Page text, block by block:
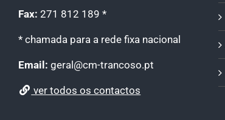
Fax: 271 812 189 *
* chamada para a rede fixa nacional
Email: geral@cm-trancoso.pt
ver todos os contactos